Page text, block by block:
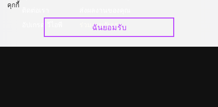
ร่วมงานกับเรา
คุกกี้
ฉันยอมรับ